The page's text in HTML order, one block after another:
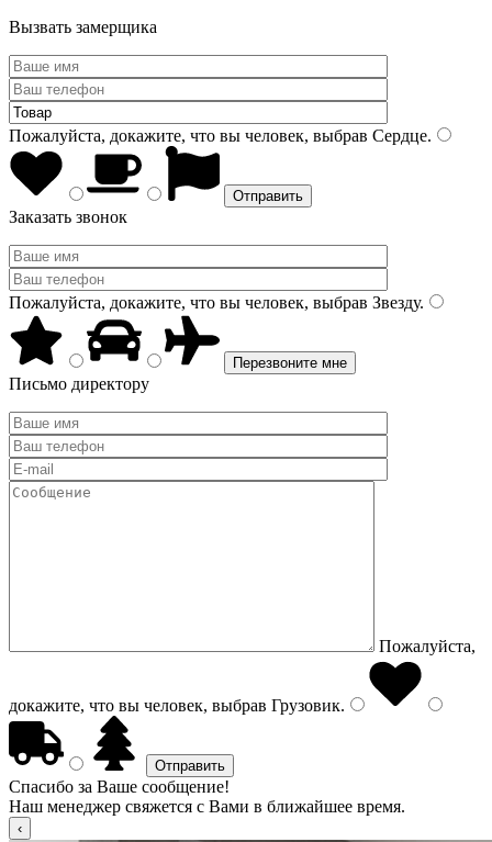
Вызвать замерщика
Пожалуйста, докажите, что вы человек, выбрав Сердце.
Заказать звонок
Пожалуйста, докажите, что вы человек, выбрав Звезду.
Письмо директору
Пожалуйста,
докажите, что вы человек, выбрав Грузовик.
Спасибо за Ваше сообщение!
Наш менеджер свяжется с Вами в ближайшее время.